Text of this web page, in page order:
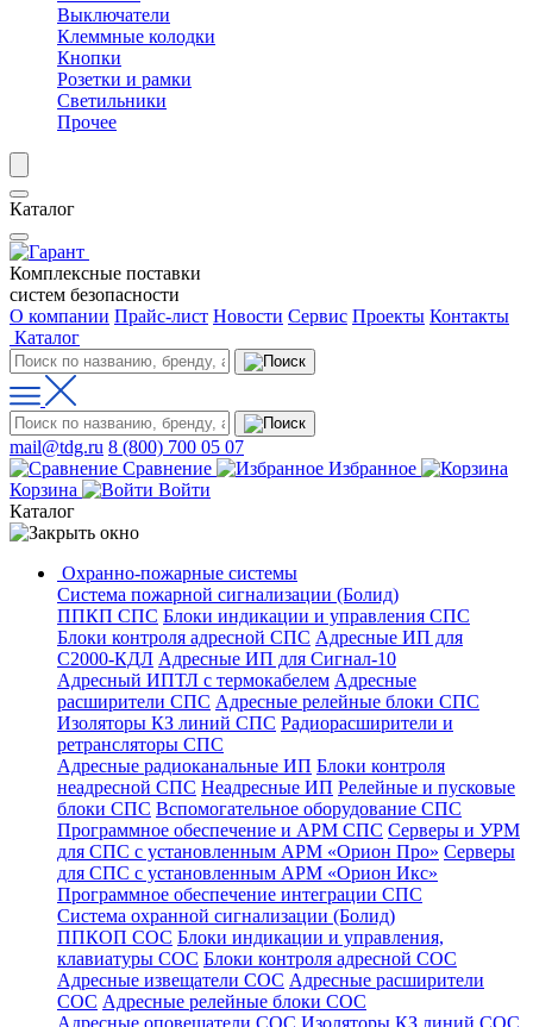
Выключатели
Клеммные колодки
Кнопки
Розетки и рамки
Светильники
Прочее
Каталог
Комплексные поставки
систем безопасности
О компании Прайс-лист Новости Сервис Проекты Контакты
Каталог
mail@tdg.ru 8 (800) 700 05 07
Сравнение
Избранное
Корзина
Войти
Каталог
Охранно-пожарные системы
Система пожарной сигнализации (Болид)
ППКП СПС Блоки индикации и управления СПС
Блоки контроля адресной СПС Адресные ИП для
С2000-КДЛ Адресные ИП для Сигнал-10
Адресный ИПТЛ с термокабелем Адресные
расширители СПС Адресные релейные блоки СПС
Изоляторы КЗ линий СПС Радиорасширители и
ретрансляторы СПС
Адресные радиоканальные ИП Блоки контроля
неадресной СПС Неадресные ИП Релейные и пусковые
блоки СПС Вспомогательное оборудование СПС
Программное обеспечение и АРМ СПС Серверы и УРМ
для СПС с установленным АРМ «Орион Про» Серверы
для СПС с установленным АРМ «Орион Икс»
Программное обеспечение интеграции СПС
Система охранной сигнализации (Болид)
ППКОП СОС Блоки индикации и управления,
клавиатуры СОС Блоки контроля адресной СОС
Адресные извещатели СОС Адресные расширители
СОС Адресные релейные блоки СОС
Адресные оповещатели СОС Изоляторы КЗ линий СОС